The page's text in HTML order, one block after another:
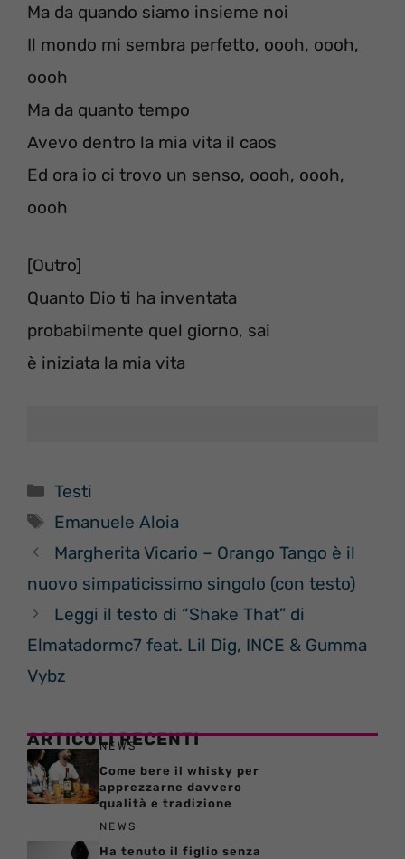
Ma da quando siamo insieme noi
Il mondo mi sembra perfetto, oooh, oooh,
oooh
Ma da quanto tempo
Avevo dentro la mia vita il caos
Ed ora io ci trovo un senso, oooh, oooh,
oooh
[Outro]
Quanto Dio ti ha inventata
probabilmente quel giorno, sai
è iniziata la mia vita
Categorie
Testi
Tag
Emanuele Aloia
Margherita Vicario – Orango Tango è il
nuovo simpaticissimo singolo (con testo)
Leggi il testo di “Shake That” di
Elmatadormc7 feat. Lil Dig, INCE & Gumma
Vybz
ARTICOLI RECENTI
NEWS
Come bere il whisky per
apprezzarne davvero
qualità e tradizione
NEWS
Ha tenuto il figlio senza